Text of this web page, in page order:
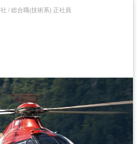
/ 総合職(技術系) 正社員